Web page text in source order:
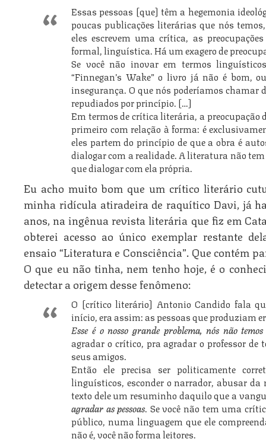
Essas pessoas [que] têm a hegemonia
poucas publicações literárias que nós
eles escrevem uma crítica, as
formal, linguística. Há um exagero de
Se você não inovar em termos
“Finnegan’s Wake” o livro já não é bom,
insegurança. O que nós poderíamos chamar
repudiados por princípio. […]
Em termos de crítica literária, a preocupação
primeiro com relação à forma: é
eles partem do princípio de que a obra é
dialogar com a realidade. A literatura não
que dialogar com ela própria.
Eu acho muito bom que um crítico literário
minha ridícula atiradeira de raquítico Davi, já
anos, na ingênua revista literária que fiz em
obterei acesso ao único exemplar restante
ensaio “Literatura e Consciência”. Que contém
O que eu não tinha, nem tenho hoje, é o
detectar a origem desse fenômeno:
O [crítico literário] Antonio Candido fala
início, era assim: as pessoas que produziam
Esse é o nosso grande problema, nós não
agradar o crítico, pra agradar o professor
seus amigos.
Então ele precisa ser politicamente
linguísticos, esconder o narrador, abusar
texto dele um resuminho daquilo que a
agradar as pessoas. Se você não tem uma
público, numa linguagem que ele
não é, você não forma leitores.